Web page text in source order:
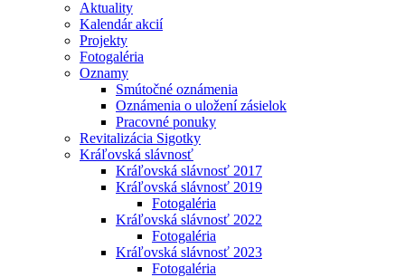
Aktuality
Kalendár akcií
Projekty
Fotogaléria
Oznamy
Smútočné oznámenia
Oznámenia o uložení zásielok
Pracovné ponuky
Revitalizácia Sigotky
Kráľovská slávnosť
Kráľovská slávnosť 2017
Kráľovská slávnosť 2019
Fotogaléria
Kráľovská slávnosť 2022
Fotogaléria
Kráľovská slávnosť 2023
Fotogaléria